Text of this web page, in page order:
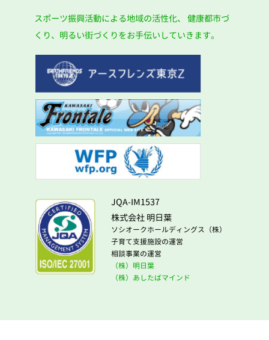
スポーツ振興活動による地域の活性化、 健康都市づ
くり、明るい街づくりをお手伝いしていきます。
JQA-IM1537
株式会社 明日葉
ソシオークホールディングス（株）
子育て支援施設の運営
相談事業の運営
（株）明日葉
（株）あしたばマインド